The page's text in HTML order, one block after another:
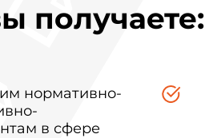
получаете:
нормативно-
в сфере